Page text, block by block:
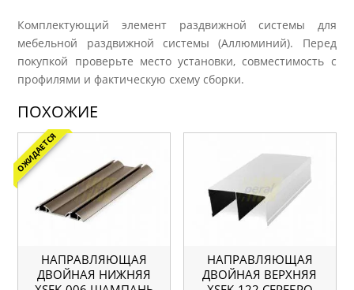
Комплектующий элемент раздвижной системы для
мебельной раздвижной системы (Аллюминий). Перед
покупкой проверьте место установки, совместимость с
профилями и фактическую схему сборки.
ПОХОЖИЕ
ОЖИДАЕТСЯ
НАПРАВЛЯЮЩАЯ
ДВОЙНАЯ НИЖНЯЯ
НАПРАВЛЯЮЩАЯ
ДВОЙНАЯ ВЕРХНЯЯ